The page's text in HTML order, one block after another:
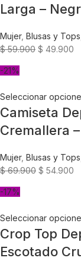
Larga –
Mujer, Blusas y Tops
$59.900 $ 49.900
-21%
Seleccionar
Camiseta
Cremallera
Mujer, Blusas y Tops
$69.900 $ 54.900
-17%
Seleccionar
Crop Top
Escotado